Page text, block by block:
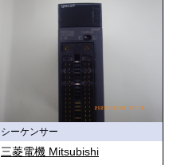
シーケンサー
三菱電機 Mitsubishi